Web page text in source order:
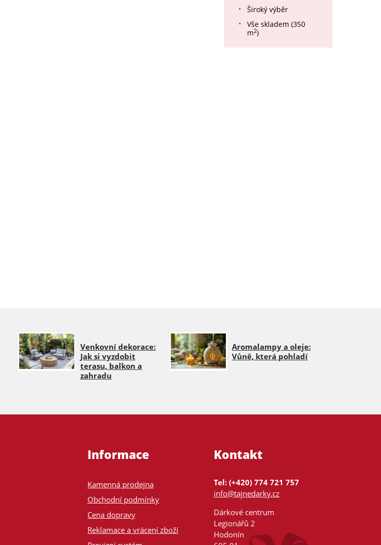
Široký výběr
Vše skladem (350
m2)
Venkovní dekorace:
Jak si vyzdobit
terasu, balkon a
zahradu
Aromalampy a oleje:
Vůně, která pohladí
Informace
Kamenná prodejna
Obchodní podmínky
Cena dopravy
Reklamace a vrácení zboží
Kontakt
Tel: (+420) 774 721 757
info@tajnedarky.cz
Dárkové centrum
Legionářů 2
Hodonín